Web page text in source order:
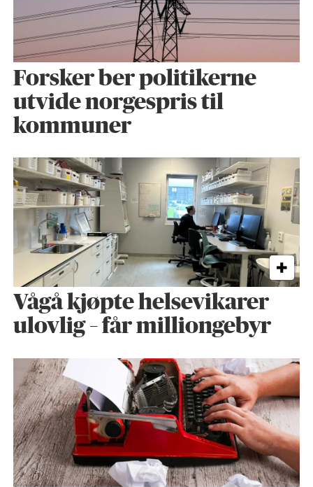
Forsker ber politikerne
utvide norgespris til
kommuner
Vågå kjøpte helse­vikarer
ulovlig – får milliongebyr